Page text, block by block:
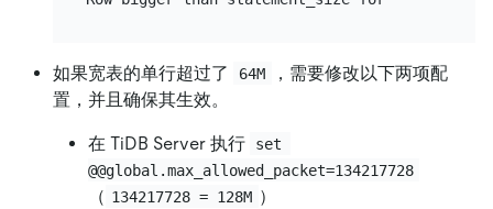
如果宽表的单行超过了 64M
，需要修改以下两项配
置，并且确保其生效。
在 TiDB Server 执行
set
@@global.max_allowed_packet=134217728
（ 134217728 = 128M ）